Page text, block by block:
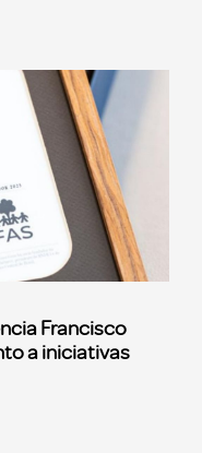
Francisco
a iniciativas